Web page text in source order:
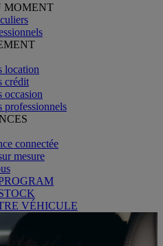
MOMENT
location
crédit
occasion
professionnels
connectée
mesure
VÉHICULE